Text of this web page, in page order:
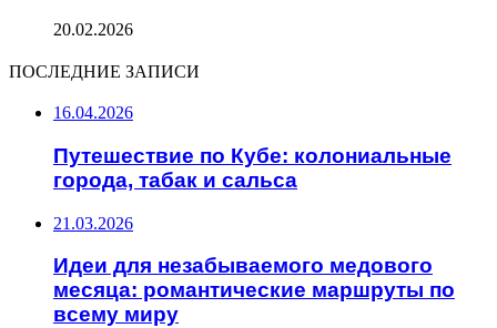
20.02.2026
ПОСЛЕДНИЕ ЗАПИСИ
16.04.2026
Путешествие по Кубе: колониальные
города, табак и сальса
21.03.2026
Идеи для незабываемого медового
месяца: романтические маршруты по
всему миру